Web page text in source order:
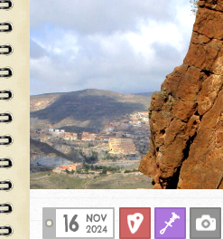
DeportivaFisuras
16 NOV
2024